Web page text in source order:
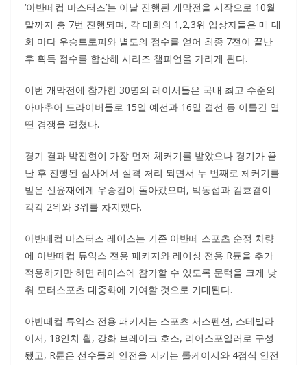
‘아반떼컵 마스터즈’는 이날 진행된 개막전을 시작으로 10월
말까지 총 7번 진행되며, 각 대회의 1,2,3위 입상자들은 매 대
회 마다 우승트로피와 별도의 점수를 얻어 최종 7전이 끝난
후 획득 점수를 합산해 시리즈 챔피언을 가리게 된다.
이번 개막전에 참가한 30명의 레이서들은 국내 최고 수준의
아마추어 드라이버들로 15일 예선과 16일 결선 등 이틀간 열
띤 경쟁을 펼쳤다.
경기 결과 박진현이 가장 먼저 체커기를 받았으나 경기가 끝
난 후 진행된 심사에서 실격 처리 되면서 두 번째로 체커기를
받은 신윤재에게 우승컵이 돌아갔으며, 박동섭과 김효겸이
각각 2위와 3위를 차지했다.
아반떼컵 마스터즈 레이스는 기존 아반떼 스포츠 순정 차량
에 아반떼컵 튜익스 전용 패키지와 레이싱 전용 R튠을 추가
적용하기만 하면 레이스에 참가할 수 있도록 문턱을 크게 낮
춰 모터스포츠 대중화에 기여할 것으로 기대된다.
아반떼컵 튜익스 전용 패키지는 스포츠 서스펜션, 스테빌라
이저, 18인치 휠, 강화 브레이크 호스, 리어스포일러로 구성
됐고, R튠은 선수들의 안전을 지키는 롤케이지와 4점식 안전